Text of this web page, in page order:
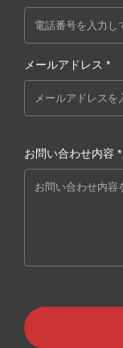
メールアドレス *
お問い合わせ内容 *